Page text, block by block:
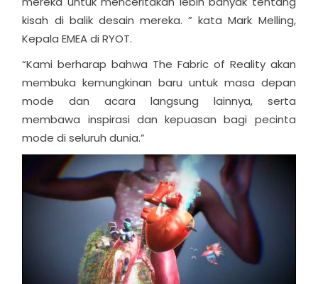
kisah di balik desain mereka. ” kata Mark Melling,
Kepala EMEA di RYOT.
“Kami berharap bahwa The Fabric of Reality akan
membuka kemungkinan baru untuk masa depan
mode dan acara langsung lainnya, serta
membawa inspirasi dan kepuasan bagi pecinta
mode di seluruh dunia.”